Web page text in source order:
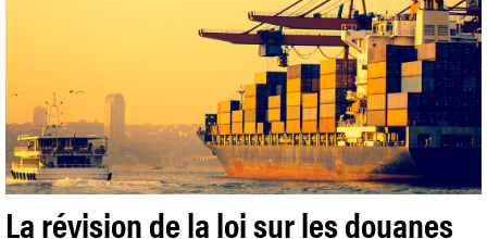
La révision de la loi sur les douanes